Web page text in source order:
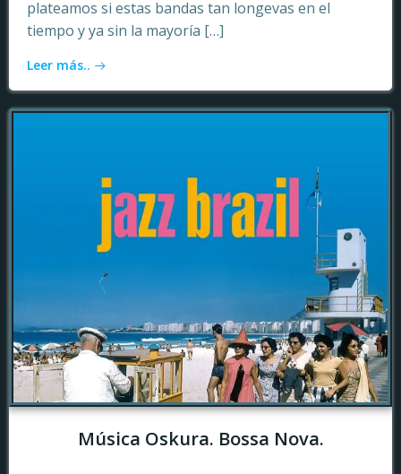
plateamos si estas bandas tan longevas en el
tiempo y ya sin la mayoría […]
Leer más..
Música Oskura. Bossa Nova.